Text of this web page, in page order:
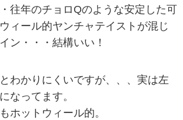
往年のチョロQのような安定した可
ィール的ヤンチャテイストが混じ
ン・・・結構いい！
わかりにくいですが、、、実は左
なってます。
ホットウィール的。